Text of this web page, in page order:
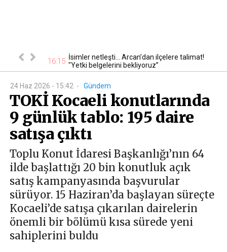
16:15 İsimler netleşti... Arcan’dan ilçelere talimat!
"Yetki belgelerini bekliyoruz”
24 Haz 2026 - 15:42 - Gündem
TOKİ Kocaeli konutlarında
9 günlük tablo: 195 daire
satışa çıktı
Toplu Konut İdaresi Başkanlığı’nın 64
ilde başlattığı 20 bin konutluk açık
satış kampanyasında başvurular
sürüyor. 15 Haziran’da başlayan süreçte
Kocaeli’de satışa çıkarılan dairelerin
önemli bir bölümü kısa sürede yeni
sahiplerini buldu